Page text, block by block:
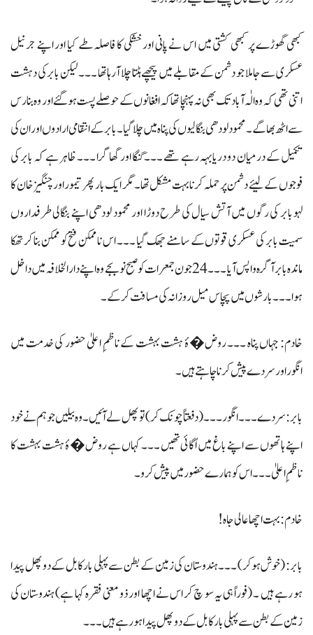
کبھی گھوڑے پر کبھی کشتی میں اس نے پانی اور خشکی کا فاصلہ طے کیا اور اپنے جرنیل
عسکری سے جاملا جو دشمن کے مقابلے میں پیچھے ہٹتا چلا آرہا تھا ۔۔۔ لیکن بابر کی دہشت
اتنی تھی کہ وہ الٰہ آباد تک بھی نہ پہنچا تھا کہ افغانوں کے حوصلے پست ہوگئے اور وہ بنارس
سے اٹھ بھاگے۔محمود لودھی بنگالیوں کی پناہ میں چلا گیا ۔ بابر کے انتقامی ارادوں اور ان کی
تکمیل کے درمیان دو دریا بہہ رہے تھے ۔۔۔ گنگا اور گھاگرا ۔۔۔ ظاہر ہے کہ بابر کی
فوجوں کے لیئے دشمن پر حملہ کرنا بہت مشکل تھا۔ مگر ایک بار پھر تیمور اور چنگیز خان کا
لہو بابر کی رگوں میں آتش سیال کی طرح دوڑا اور محمود لودھی اپنے بنگالی طرفداروں
سمیت بابر کی عسکری قوتوں کے سامنے جھک گیا ۔۔۔ اس ناممکن فتح کو ممکن بنا کر تھکا
ماندہ بابر آگرہ واپس آیا ۔۔۔ 24 جون جمعرات کو صبح نو بجے وہ اپنے دارالخلافہ میں داخل
ہوا ۔۔۔ بارشوں میں پچاس میل روزانہ کی مسافت کرکے ۔
خادم: جہاں پناہ ۔۔۔ روض�ۂ ہشت بہشت کے ناظمِ اعلیٰ حضور کی خدمت میں
انگور اور سردے پیش کرناچاہتے ہیں۔
بابر: سردے۔۔۔ انگور ۔۔۔ (دفعتاً چونک کر) تو پھل لے آئیں ۔ وہ بیلیں جو ہم نے خود
اپنے ہاتھوں سے اپنے باغ میں اُگائی تھیں ۔۔۔ کہاں ہے روض�ۂ ہشت بہشت کا
ناظمِ اعلیٰ ۔۔۔ اس کو ہمارے حضور میں پیش کرو۔
خادم: بہت اچھاعالی جاہ !
بابر: (خوش ہوکر) ۔۔۔ ہندوستان کی زمین کے بطن سے پہلی بار کابل کے دوپھل پیدا
ہو رہے ہیں ۔ (فوراً ہی یہ سو چ کر اس نے اچھا اور ذو معنی فقرہ کہا ہے) ہندوستان کی
زمین کے بطن سے پہلی بار کابل کے دو پھل پیدا ہو رہے ہیں۔۔۔